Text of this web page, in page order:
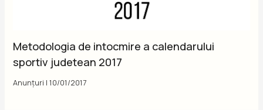
Metodologia de intocmire a calendarului
sportiv judetean 2017
Anunțuri |10/01/2017